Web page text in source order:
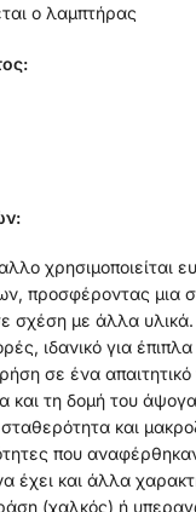
ο λαμπτήρας
χρησιμοποιείται
προσφέροντας μια
σχέση με άλλα υλικά.
ιδανικό για
σε ένα
και τη δομή του
και
που
έχει και άλλα
(χαλκός) ή